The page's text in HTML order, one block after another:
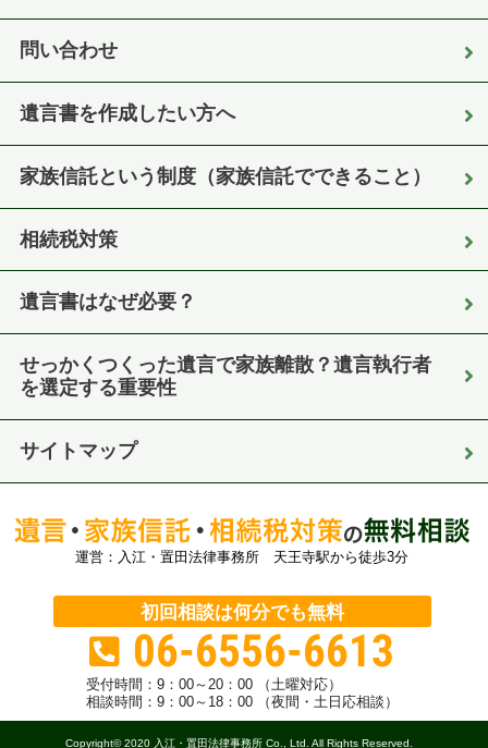
問い合わせ
遺言書を作成したい方へ
家族信託という制度（家族信託でできること）
相続税対策
遺言書はなぜ必要？
せっかくつくった遺言で家族離散？遺言執行者
を選定する重要性
サイトマップ
運営：入江・置田法律事務所 天王寺駅から徒歩3分
初回相談は何分でも無料
06-6556-6613
受付時間： 9：00～20：00 （土曜対応）
相談時間：9：00～18：00 （夜間・土日応相談）
Copyright© 2020 入江・置田法律事務所 Co., Ltd. All Rights Reserved.